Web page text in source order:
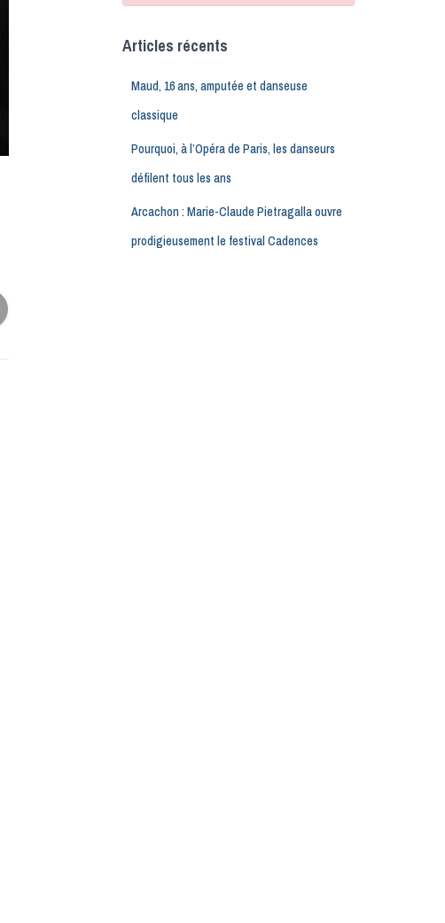
Articles récents
Maud, 16 ans, amputée et danseuse
classique
Pourquoi, à l’Opéra de Paris, les danseurs
défilent tous les ans
Arcachon : Marie-Claude Pietragalla ouvre
prodigieusement le festival Cadences